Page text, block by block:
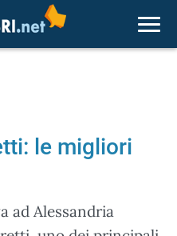
le migliori
ad Alessandria